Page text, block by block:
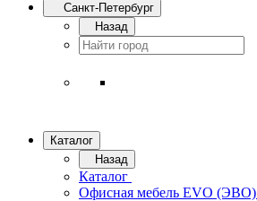
Санкт-Петербург
Назад
Каталог
Назад
Каталог
Офисная мебель EVO (ЭВО)